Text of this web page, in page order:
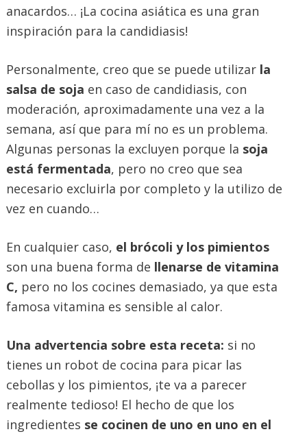
anacardos… ¡La cocina asiática es una gran
inspiración para la candidiasis!
Personalmente, creo que se puede utilizar la
salsa de soja en caso de candidiasis, con
moderación, aproximadamente una vez a la
semana, así que para mí no es un problema.
Algunas personas la excluyen porque la soja
está fermentada, pero no creo que sea
necesario excluirla por completo y la utilizo de
vez en cuando…
En cualquier caso, el brócoli y los pimientos
son una buena forma de llenarse de vitamina
C, pero no los cocines demasiado, ya que esta
famosa vitamina es sensible al calor.
Una advertencia sobre esta receta: si no
tienes un robot de cocina para picar las
cebollas y los pimientos, ¡te va a parecer
realmente tedioso! El hecho de que los
ingredientes se cocinen de uno en uno en el